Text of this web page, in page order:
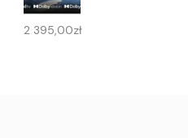
2 395,00zł